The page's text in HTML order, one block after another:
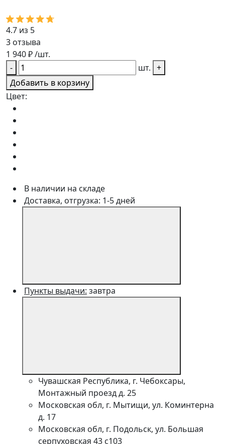
4.7 из 5
3 отзыва
1 940₽/шт.
-
шт. +
Добавить в корзину
Цвет:
В наличии на складе
Доставка, отгрузка: 1-5 дней
Пункты выдачи: завтра
Чувашская Республика, г. Чебоксары,
Монтажный проезд д. 25
Московская обл, г. Мытищи, ул. Коминтерна
д. 17
Московская обл, г. Подольск, ул. Большая
серпуховская 43 с103